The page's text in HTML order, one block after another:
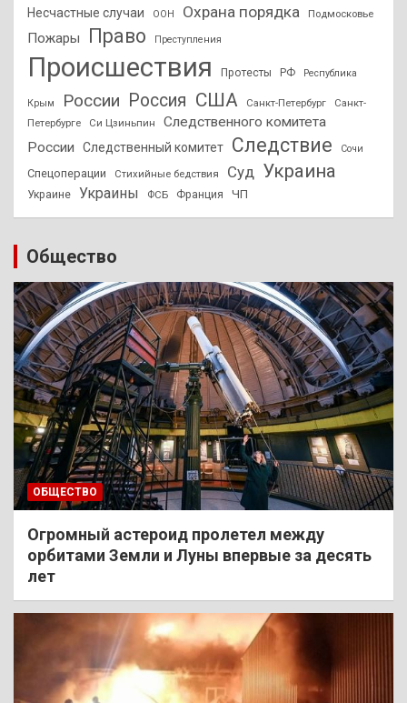
Несчастные случаи ООН Охрана порядка Подмосковье
Пожары Право Преступления
Происшествия Протесты РФ Республика
Крым России Россия США Санкт-Петербург
Санкт-
Петербурге
Си Цзиньпин
Следственного комитета
России
Следственный комитет Следствие Сочи
Спецоперации Стихийные бедствия Суд Украина
Украине Украины ФСБ Франция ЧП
Общество
ОБЩЕСТВО
Огромный астероид пролетел между
орбитами Земли и Луны впервые за десять
лет